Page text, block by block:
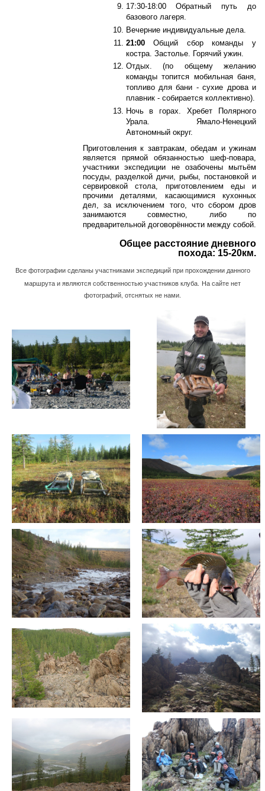
17:30-18:00 Обратный путь до
базового лагеря.
Вечерние индивидуальные дела.
21:00Общий сбор команды у
костра. Застолье. Горячий ужин.
Отдых. (по общему желанию
команды топится мобильная баня,
топливо для бани - сухие дрова и
плавник - собирается коллективно).
Ночь в горах. Хребет Полярного
Урала. Ямало-Ненецкий
Автономный округ.
Приготовления к завтракам, обедам и ужинам
является прямой обязанностью шеф-повара,
участники экспедиции не озабочены мытьём
посуды, разделкой дичи, рыбы, постановкой и
сервировкой стола, приготовлением еды и
прочими деталями, касающимися кухонных
дел, за исключением того, что сбором дров
занимаются совместно, либо по
предварительной договорённости между собой.
Общее расстояние дневного
похода: 15-20км.
Все фотографии сделаны участниками экспедиций при прохождении данного
маршрута и являются собственностью участников клуба. На сайте нет
фотографий, отснятых не нами.